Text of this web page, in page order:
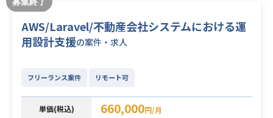
AWS/Laravel/不動産会社システムにおける運
用設計支援の案件・求人
フリーランス案件 リモート可
単価(税込) 660,000円/月